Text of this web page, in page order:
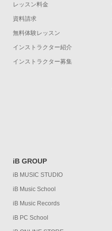
レッスン料金
資料請求
無料体験レッスン
インストラクター紹介
インストラクター募集
iB GROUP
iB MUSIC STUDIO
iB Music School
iB Music Records
iB PC School